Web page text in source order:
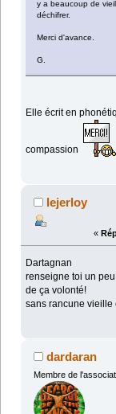
y a beaucoup de
déchifrer.
Merci d'avance.
G.
Elle écrit en
compassion
lejerloy
«
Dartagnan
renseigne toi un
de ça volonté!
sans rancune vieille
dardaran
Membre de